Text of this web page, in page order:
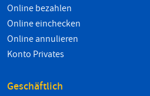
Online bezahlen
Online einchecken
Online annulieren
Konto Privates
Geschäftlich